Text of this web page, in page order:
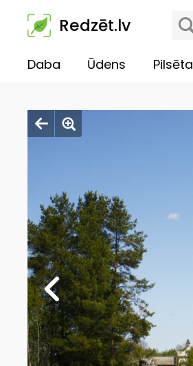
Redzēt.lv
Daba Ūdens Pilsēta